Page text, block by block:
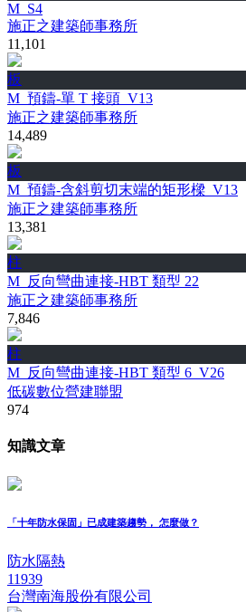
M_S4
施正之建築師事務所
11,101
板
M_預鑄-單 T 接頭_V13
施正之建築師事務所
14,489
板
M_預鑄-含斜剪切末端的矩形樑_V13
施正之建築師事務所
13,381
柱
M_反向彎曲連接-HBT 類型 22
施正之建築師事務所
7,846
柱
M_反向彎曲連接-HBT 類型 6_V26
低碳數位營建聯盟
974
知識文章
「十年防水保固」已成建築趨勢， 怎麼做？
防水隔熱
11939
台灣南海股份有限公司